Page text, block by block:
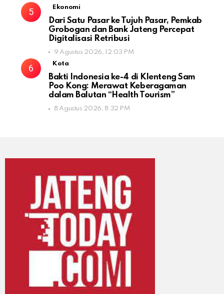
Ekonomi
Dari Satu Pasar ke Tujuh Pasar, Pemkab
Grobogan dan Bank Jateng Percepat
Digitalisasi Retribusi
9 Agustus 2026, 12:03 PM
Kota
Bakti Indonesia ke-4 di Klenteng Sam
Poo Kong: Merawat Keberagaman
dalam Balutan “Health Tourism”
8 Agustus 2026, 8:32 PM